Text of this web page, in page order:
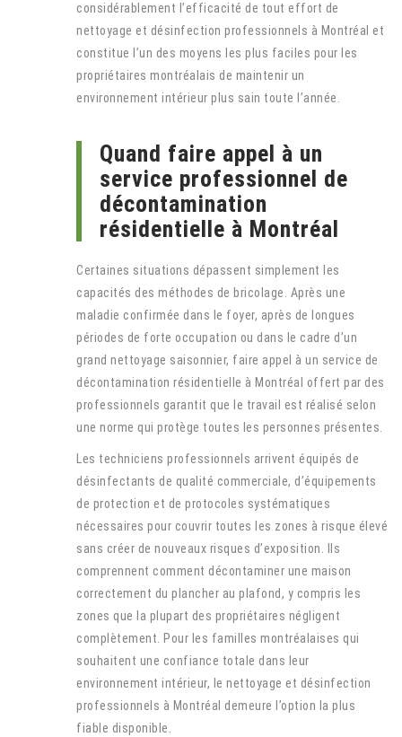
considérablement l’efficacité de tout effort de
nettoyage et désinfection professionnels à Montréal et
constitue l’un des moyens les plus faciles pour les
propriétaires montréalais de maintenir un
environnement intérieur plus sain toute l’année.
Quand faire appel à un
service professionnel de
décontamination
résidentielle à Montréal
Certaines situations dépassent simplement les
capacités des méthodes de bricolage. Après une
maladie confirmée dans le foyer, après de longues
périodes de forte occupation ou dans le cadre d’un
grand nettoyage saisonnier, faire appel à un service de
décontamination résidentielle à Montréal offert par des
professionnels garantit que le travail est réalisé selon
une norme qui protège toutes les personnes présentes.
Les techniciens professionnels arrivent équipés de
désinfectants de qualité commerciale, d’équipements
de protection et de protocoles systématiques
nécessaires pour couvrir toutes les zones à risque élevé
sans créer de nouveaux risques d’exposition. Ils
comprennent comment décontaminer une maison
correctement du plancher au plafond, y compris les
zones que la plupart des propriétaires négligent
complètement. Pour les familles montréalaises qui
souhaitent une confiance totale dans leur
environnement intérieur, le nettoyage et désinfection
professionnels à Montréal demeure l’option la plus
fiable disponible.